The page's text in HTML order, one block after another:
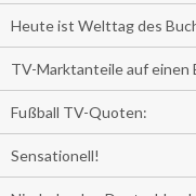
Heute ist Welttag des
TV-Marktanteile auf einen
Fußball TV-Quoten:
Sensationell!